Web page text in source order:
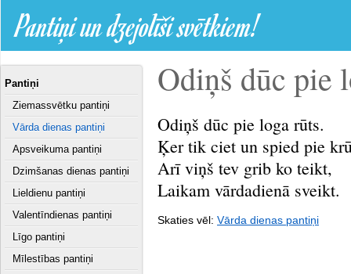
Pantiņi un dzejolīši svētkiem!
Pantiņi
Ziemassvētku pantiņi
Vārda dienas pantiņi
Apsveikuma pantiņi
Dzimšanas dienas pantiņi
Lieldienu pantiņi
Valentīndienas pantiņi
Līgo pantiņi
Mīlestības pantiņi
Odiņš dūc pie
Odiņš dūc pie loga rūts.
Ķer tik ciet un spied pie
Arī viņš tev grib ko teikt,
Laikam vārdadienā sveikt.
Skaties vēl: Vārda dienas pantiņi